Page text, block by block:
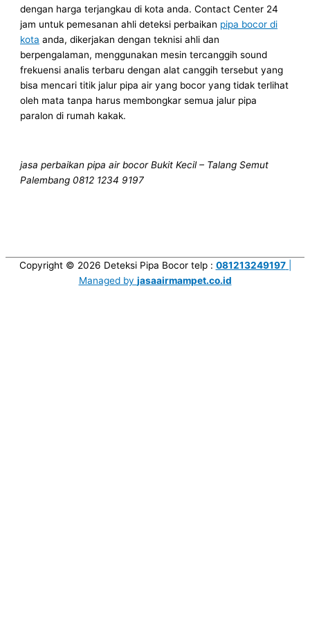
dengan harga terjangkau di kota anda. Contact Center 24
jam untuk pemesanan ahli deteksi perbaikan pipa bocor di
kota anda, dikerjakan dengan teknisi ahli dan
berpengalaman, menggunakan mesin tercanggih sound
frekuensi analis terbaru dengan alat canggih tersebut yang
bisa mencari titik jalur pipa air yang bocor yang tidak terlihat
oleh mata tanpa harus membongkar semua jalur pipa
paralon di rumah kakak.
jasa perbaikan pipa air bocor Bukit Kecil – Talang Semut
Palembang 0812 1234 9197
Copyright © 2026 Deteksi Pipa Bocortelp : 081213249197|
Managed by jasaairmampet.co.id